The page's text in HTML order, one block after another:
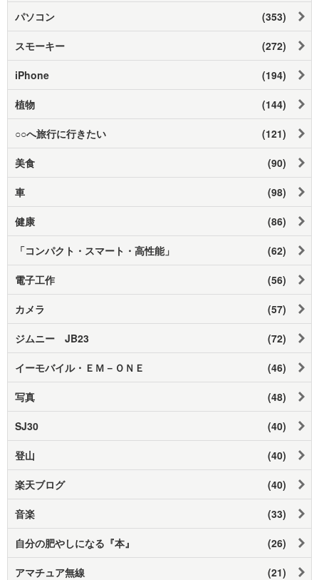
パソコン (353)
スモーキー (272)
iPhone (194)
植物 (144)
○○へ旅行に行きたい (121)
美食 (90)
車 (98)
健康 (86)
「コンパクト・スマート・高性能」 (62)
電子工作 (56)
カメラ (57)
ジムニー JB23 (72)
イーモバイル・ＥＭ－ＯＮＥ (46)
写真 (48)
SJ30 (40)
登山 (40)
楽天ブログ (40)
音楽 (33)
自分の肥やしになる『本』 (26)
アマチュア無線 (21)